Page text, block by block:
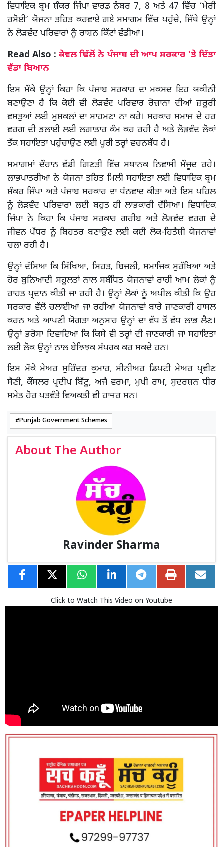
ਵਿਧਾਇਕ ਬ੍ਰਮ ਸ਼ੰਕਰ ਜਿੰਪਾ ਵਾਰਡ ਨੰਬਰ 7, 8 ਅਤੇ 47 ਵਿੱਚ ‘ਮੇਰੀ
ਰਸੋਈ’ ਯੋਜਨਾ ਤਹਿਤ ਕਰਵਾਏ ਗਏ ਸਮਾਗਮ ਵਿੱਚ ਪਹੁੰਚੇ, ਜਿੱਥੇ ਉਨ੍ਹਾਂ
ਨੇ ਲੋੜਵੰਦ ਪਰਿਵਾਰਾਂ ਨੂੰ ਰਾਸ਼ਨ ਕਿੱਟਾਂ ਵੰਡੀਆਂ।
Read Also :ਕੇਵਲ ਢਿੱਲੋਂ ਨੇ ਪੰਜਾਬ ਦੀ ਆਪ ਸਰਕਾਰ 'ਤੇ ਦਿੱਤਾ
ਵੱਡਾ ਬਿਆਨ
ਇਸ ਮੌਕੇ ਉਨ੍ਹਾਂ ਕਿਹਾ ਕਿ ਪੰਜਾਬ ਸਰਕਾਰ ਦਾ ਮਕਸਦ ਇਹ ਯਕੀਨੀ
ਬਣਾਉਣਾ ਹੈ ਕਿ ਕੋਈ ਵੀ ਲੋੜਵੰਦ ਪਰਿਵਾਰ ਰੋਜ਼ਾਨਾ ਦੀਆਂ ਜ਼ਰੂਰੀ
ਵਸਤੂਆਂ ਲਈ ਮੁਸ਼ਕਲਾਂ ਦਾ ਸਾਹਮਣਾ ਨਾ ਕਰੇ। ਸਰਕਾਰ ਸਮਾਜ ਦੇ ਹਰ
ਵਰਗ ਦੀ ਭਲਾਈ ਲਈ ਲਗਾਤਾਰ ਕੰਮ ਕਰ ਰਹੀ ਹੈ ਅਤੇ ਲੋੜਵੰਦ ਲੋਕਾਂ
ਤੱਕ ਸਹਾਇਤਾ ਪਹੁੰਚਾਉਣ ਲਈ ਪੂਰੀ ਤਰ੍ਹਾਂ ਵਚਨਬੱਧ ਹੈ।
ਸਮਾਗਮਾਂ ਦੌਰਾਨ ਵੱਡੀ ਗਿਣਤੀ ਵਿੱਚ ਸਥਾਨਕ ਨਿਵਾਸੀ ਮੌਜੂਦ ਰਹੇ।
ਲਾਭਪਾਤਰੀਆਂ ਨੇ ਯੋਜਨਾ ਤਹਿਤ ਮਿਲੀ ਸਹਾਇਤਾ ਲਈ ਵਿਧਾਇਕ ਬ੍ਰਮ
ਸ਼ੰਕਰ ਜਿੰਪਾ ਅਤੇ ਪੰਜਾਬ ਸਰਕਾਰ ਦਾ ਧੰਨਵਾਦ ਕੀਤਾ ਅਤੇ ਇਸ ਪਹਿਲ
ਨੂੰ ਲੋੜਵੰਦ ਪਰਿਵਾਰਾਂ ਲਈ ਬਹੁਤ ਹੀ ਲਾਭਕਾਰੀ ਦੱਸਿਆ। ਵਿਧਾਇਕ
ਜਿੰਪਾ ਨੇ ਕਿਹਾ ਕਿ ਪੰਜਾਬ ਸਰਕਾਰ ਗਰੀਬ ਅਤੇ ਲੋੜਵੰਦ ਵਰਗ ਦੇ
ਜੀਵਨ ਪੱਧਰ ਨੂੰ ਬਿਹਤਰ ਬਣਾਉਣ ਲਈ ਕਈ ਲੋਕ-ਹਿਤੈਸ਼ੀ ਯੋਜਨਾਵਾਂ
ਚਲਾ ਰਹੀ ਹੈ।
ਉਨ੍ਹਾਂ ਦੱਸਿਆ ਕਿ ਸਿੱਖਿਆ, ਸਿਹਤ, ਬਿਜਲੀ, ਸਮਾਜਿਕ ਸੁਰੱਖਿਆ ਅਤੇ
ਹੋਰ ਬੁਨਿਆਦੀ ਸਹੂਲਤਾਂ ਨਾਲ ਸਬੰਧਿਤ ਯੋਜਨਾਵਾਂ ਰਾਹੀਂ ਆਮ ਲੋਕਾਂ ਨੂੰ
ਰਾਹਤ ਪ੍ਰਦਾਨ ਕੀਤੀ ਜਾ ਰਹੀ ਹੈ। ਉਨ੍ਹਾਂ ਲੋਕਾਂ ਨੂੰ ਅਪੀਲ ਕੀਤੀ ਕਿ ਉਹ
ਸਰਕਾਰ ਵੱਲੋਂ ਚਲਾਈਆਂ ਜਾ ਰਹੀਆਂ ਯੋਜਨਾਵਾਂ ਬਾਰੇ ਜਾਣਕਾਰੀ ਹਾਸਲ
ਕਰਨ ਅਤੇ ਆਪਣੀ ਯੋਗਤਾ ਅਨੁਸਾਰ ਉਨ੍ਹਾਂ ਦਾ ਵੱਧ ਤੋਂ ਵੱਧ ਲਾਭ ਲੈਣ।
ਉਨ੍ਹਾਂ ਭਰੋਸਾ ਦਿਵਾਇਆ ਕਿ ਕਿਸੇ ਵੀ ਤਰ੍ਹਾਂ ਦੀ ਜਾਣਕਾਰੀ ਜਾਂ ਸਹਾਇਤਾ
ਲਈ ਲੋਕ ਉਨ੍ਹਾਂ ਨਾਲ ਬੇਝਿਝਕ ਸੰਪਰਕ ਕਰ ਸਕਦੇ ਹਨ।
ਇਸ ਮੌਕੇ ਮੇਅਰ ਸੁਰਿੰਦਰ ਕੁਮਾਰ, ਸੀਨੀਅਰ ਡਿਪਟੀ ਮੇਅਰ ਪ੍ਰਵੀਣ
ਸੈਣੀ, ਕੌਂਸਲਰ ਪ੍ਰਦੀਪ ਬਿੱਟੂ, ਅਜੈ ਵਰਮਾ, ਮੁਖੀ ਰਾਮ, ਸੁਦਰਸ਼ਨ ਧੀਰ
ਸਮੇਤ ਹੋਰ ਪਤਵੰਤੇ ਵਿਅਕਤੀ ਵੀ ਹਾਜ਼ਰ ਸਨ।
Punjab Government Schemes
About The Author
Ravinder Sharma
Click to Watch This Video on Youtube